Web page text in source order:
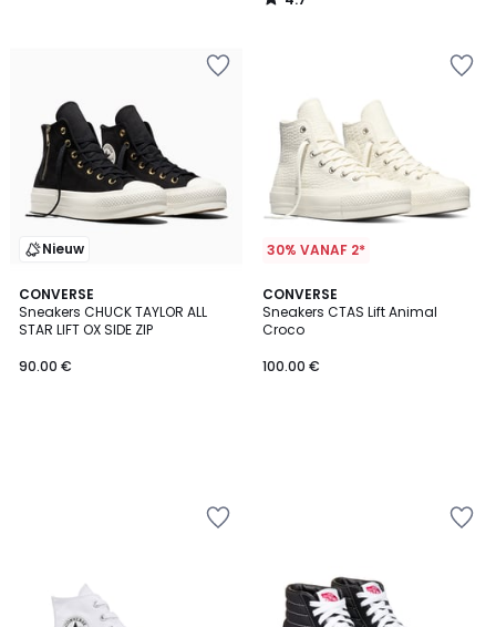
/
Nieuw
CONVERSE
Sneakers CHUCK TAYLOR ALL
STAR LIFT OX SIDE ZIP
90.00 €
30% VANAF 2*
CONVERSE
Sneakers CTAS Lift Animal
Croco
100.00 €